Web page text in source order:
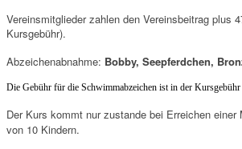
Vereinsmitglieder zahlen den Vereinsbeitrag plus
Kursgebühr).
Abzeichenabnahme: Bobby, Seepferdchen,
Die Gebühr für die Schwimmabzeichen ist in der Kursgebühr
Der Kurs kommt nur zustande bei Erreichen einer
von 10 Kindern.